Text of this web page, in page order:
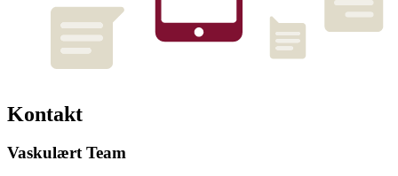
Kontakt
Vaskulært Team